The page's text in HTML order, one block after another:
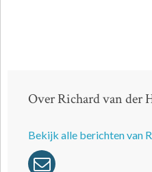
Over Richard van der
Bekijk alle berichten van